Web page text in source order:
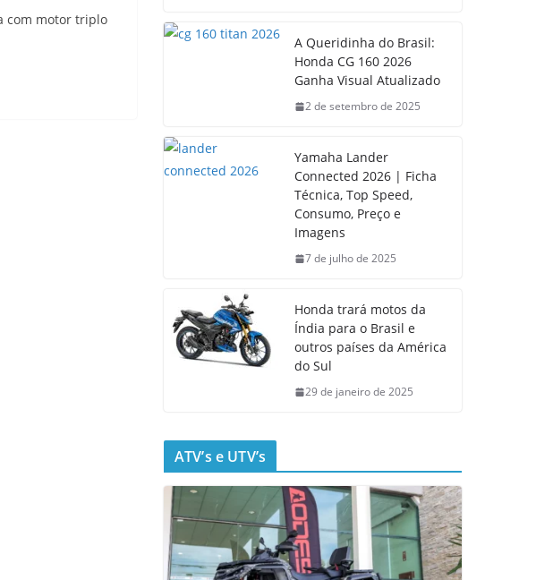
com motor triplo
A Queridinha do Brasil:
Honda CG 160 2026
Ganha Visual Atualizado
2 de setembro de 2025
Yamaha Lander
Connected 2026 | Ficha
Técnica, Top Speed,
Consumo, Preço e
Imagens
7 de julho de 2025
Honda trará motos da
Índia para o Brasil e
outros países da América
do Sul
29 de janeiro de 2025
ATV’s e UTV’s